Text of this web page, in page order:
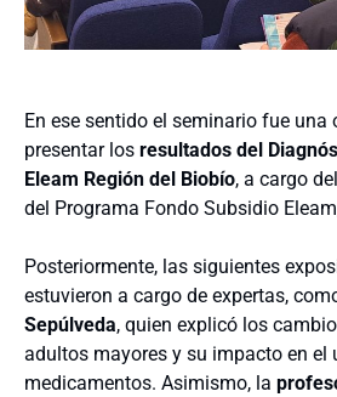
En ese sentido el seminario fue una
presentar los resultados del
Eleam Región del Biobío, a cargo
del Programa Fondo Subsidio
Posteriormente, las siguientes
estuvieron a cargo de expertas,
Sepúlveda, quien explicó los
adultos mayores y su impacto en el
medicamentos. Asimismo, la